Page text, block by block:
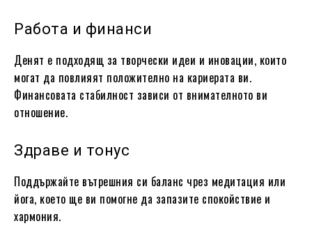
Работа и финанси
Денят е подходящ за творчески идеи и иновации, които
могат да повлияят положително на кариерата ви.
Финансовата стабилност зависи от внимателното ви
отношение.
Здраве и тонус
Поддържайте вътрешния си баланс чрез медитация или
йога, което ще ви помогне да запазите спокойствие и
хармония.